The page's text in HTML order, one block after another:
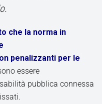
che la norma in
penalizzanti per le
essere
pubblica connessa